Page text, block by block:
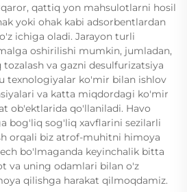
qattiq yon mahsulotlarni hosil
yoki ohak kabi adsorbentlardan
ichiga oladi. Jarayon turli
oshirilishi mumkin, jumladan,
va gazni desulfurizatsiya
texnologiyalar ko'mir bilan ishlov
va katta miqdordagi ko'mir
ob'ektlarida qo'llaniladi. Havo
bog'liq sog'liq xavflarini sezilarli
orqali biz atrof-muhitni himoya
bo'lmaganda keyinchalik bitta
va uning odamlari bilan o'z
qilishga harakat qilmoqdamiz.